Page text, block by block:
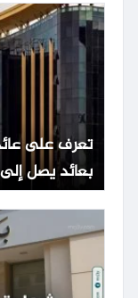
تعرف على
بعائد يصل إلى 14% |